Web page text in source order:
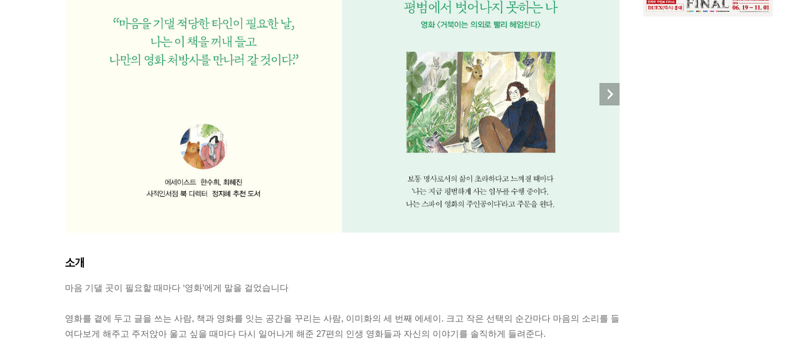
소개
마음 기댈 곳이 필요할 때마다 ‘영화’에게 말을 걸었습니다
영화를 곁에 두고 글을 쓰는 사람, 책과 영화를 잇는 공간을 꾸리는 사람, 이미화의 세 번째 에세이. 크고 작은 선택의 순간마다 마음의 소리를 들
여다보게 해주고 주저앉아 울고 싶을 때마다 다시 일어나게 해준 27편의 인생 영화들과 자신의 이야기를 솔직하게 들려준다.